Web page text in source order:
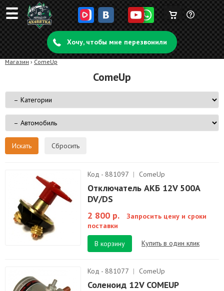
☰ Задать
вопрос
Корзина
пуста
Хочу, чтобы мне перезвонили
Магазин › ComeUp
ComeUp
Сбросить
Код - 881097 | ComeUp
Отключатель АКБ 12V 500A
DV/DS
2 800 р.
Запросить цену и сроки
поставки
В корзину
Купить в один клик
Код - 881077 | ComeUp
Соленоид 12V COMEUP